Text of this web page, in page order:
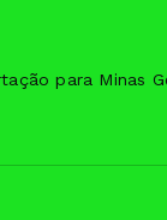
para Minas